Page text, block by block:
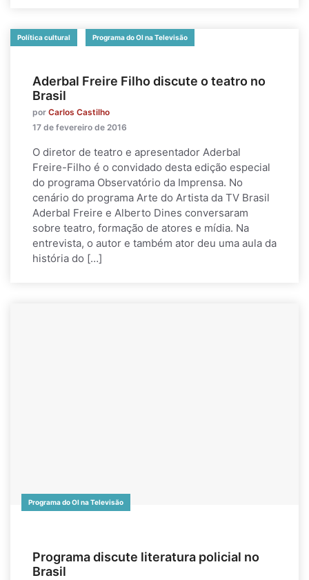
Política cultural Programa do OI na Televisão
Aderbal Freire Filho discute o teatro no
Brasil
por Carlos Castilho
17 de fevereiro de 2016
O diretor de teatro e apresentador Aderbal
Freire-Filho é o convidado desta edição especial
do programa Observatório da Imprensa. No
cenário do programa Arte do Artista da TV Brasil
Aderbal Freire e Alberto Dines conversaram
sobre teatro, formação de atores e mídia. Na
entrevista, o autor e também ator deu uma aula da
história do […]
Programa do OI na Televisão
Programa discute literatura policial no
Brasil